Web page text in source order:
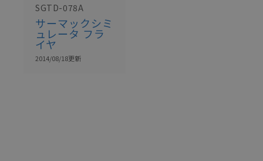
SGTD-078A
サーマックシミ
ュレータ フラ
イヤ
2014/08/18更新